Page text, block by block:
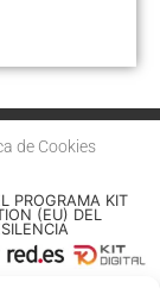
de Cookies
PROGRAMA KIT
(EU) DEL